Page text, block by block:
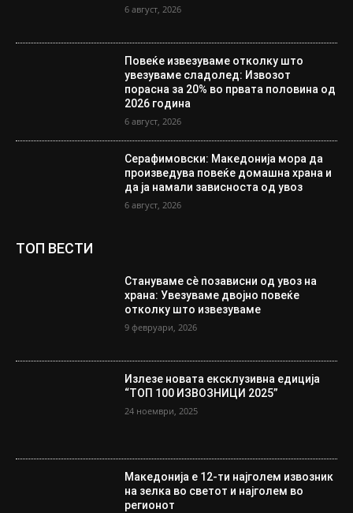
6 август, 2026
Повеќе извезуваме отколку што
увезуваме сладолед: Извозот
порасна за 20% во првата половина од
2026 година
6 август, 2026
Серафимовски: Македонија мора да
произведува повеќе домашна храна и
да ја намали зависноста од увоз
6 август, 2026
ТОП ВЕСТИ
Стануваме сè позависни од увоз на
храна: Увезуваме двојно повеќе
отколку што извезуваме
9 февруари, 2026
Излезе новата ексклузивна едиција
“ТОП 100 ИЗВОЗНИЦИ 2025”
24 ноември, 2025
Македонија е 12-ти најголем извозник
на зелка во светот и најголем во
регионот